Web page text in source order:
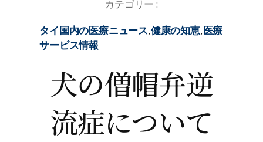
カテゴリー :
タイ国内の医療ニュース,健康の知恵,医療
サービス情報
犬の僧帽弁逆
流症について